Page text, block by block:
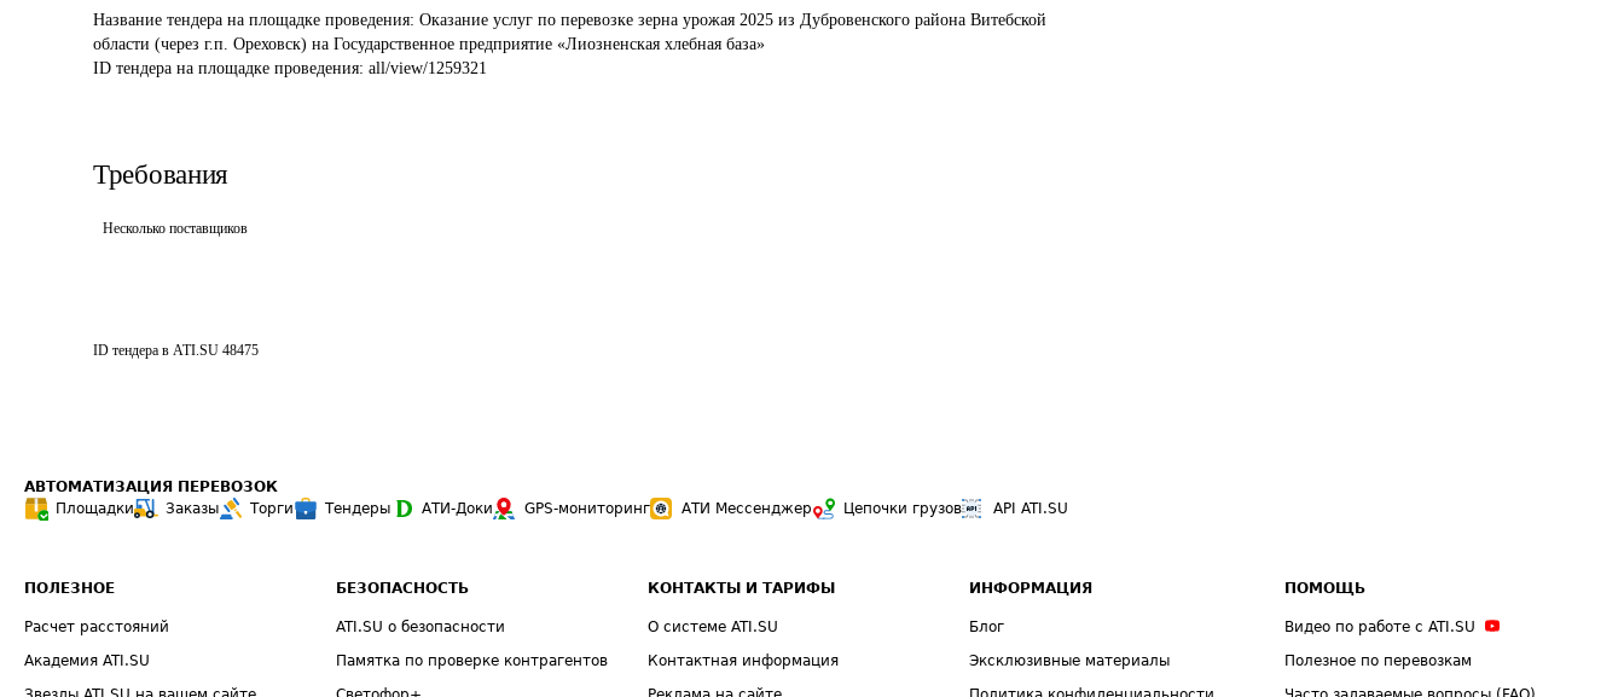
Название тендера на площадке проведения: Оказание услуг по перевозке зерна урожая 2025 из Дубровенского района Витебской
области (через г.п. Ореховск) на Государственное предприятие «Лиозненская хлебная база»
ID тендера на площадке проведения: all/view/1259321
Требования
Несколько поставщиков
ID тендера в ATI.SU 48475
АВТОМАТИЗАЦИЯ ПЕРЕВОЗОК
Площадки
Заказы Торги Тендеры АТИ-Доки GPS-мониторинг АТИ Мессенджер Цепочки грузов API ATI.SU
ПОЛЕЗНОЕ
Расчет расстояний
Академия ATI.SU
БЕЗОПАСНОСТЬ
ATI.SU о безопасности
Памятка по проверке контрагентов
КОНТАКТЫ И ТАРИФЫ
О системе ATI.SU
Контактная информация
ИНФОРМАЦИЯ
Блог
Эксклюзивные материалы
ПОМОЩЬ
Видео по работе с ATI.SU
Полезное по перевозкам